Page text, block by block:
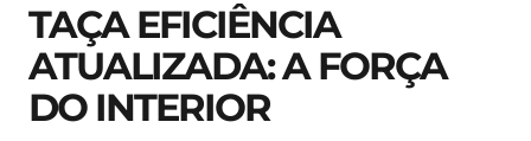
TAÇA EFICIÊNCIA
ATUALIZADA: A FORÇA
DO INTERIOR